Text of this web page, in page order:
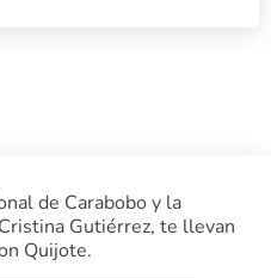
de Carabobo y la
Gutiérrez, te llevan
Quijote.